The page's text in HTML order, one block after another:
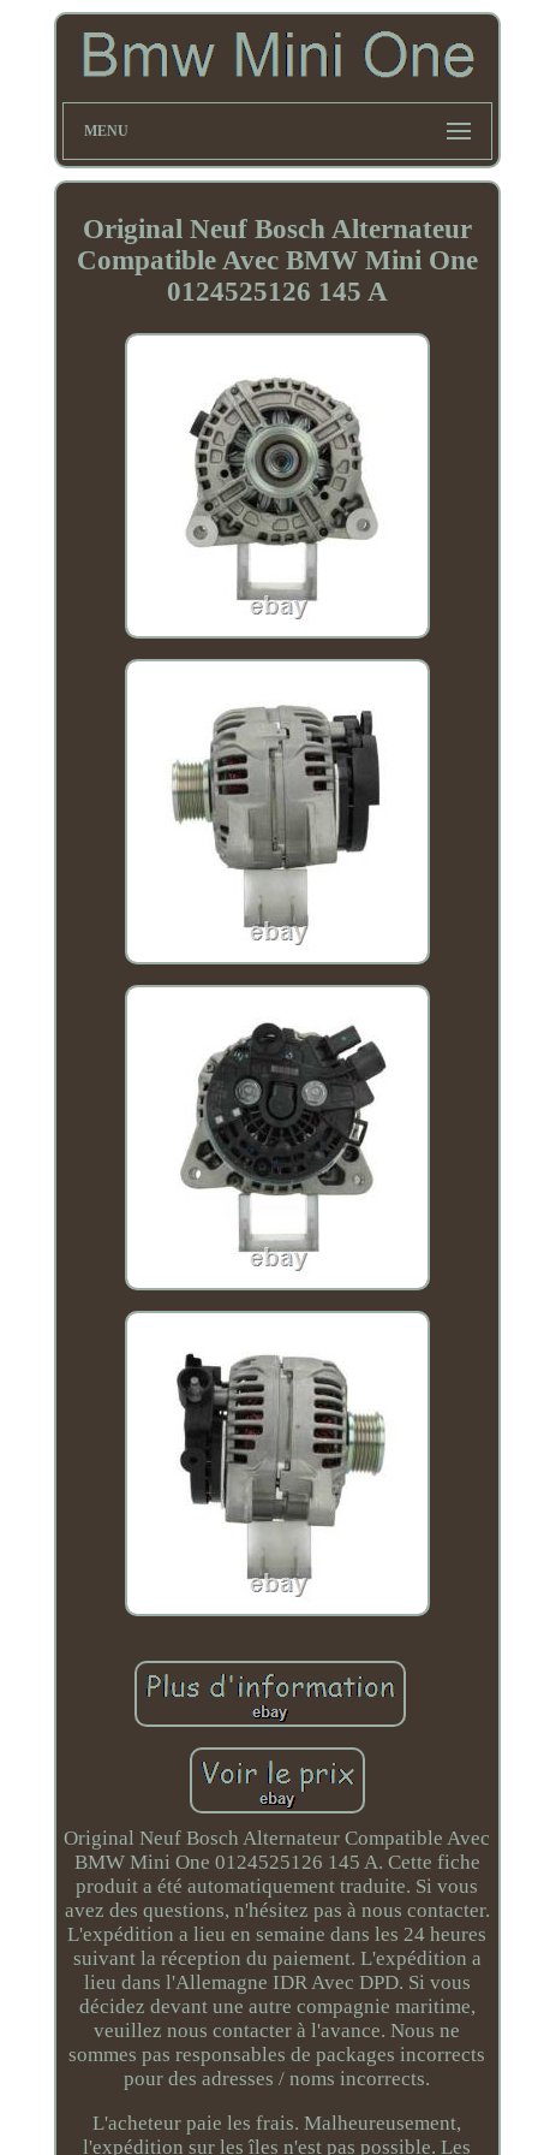
MENU
Original Neuf Bosch Alternateur
Compatible Avec BMW Mini One
0124525126 145 A
Original Neuf Bosch Alternateur Compatible Avec
BMW Mini One 0124525126 145 A. Cette fiche
produit a été automatiquement traduite. Si vous
avez des questions, n'hésitez pas à nous contacter.
L'expédition a lieu en semaine dans les 24 heures
suivant la réception du paiement. L'expédition a
lieu dans l'Allemagne IDR Avec DPD. Si vous
décidez devant une autre compagnie maritime,
veuillez nous contacter à l'avance. Nous ne
sommes pas responsables de packages incorrects
pour des adresses / noms incorrects.
L'acheteur paie les frais. Malheureusement,
l'expédition sur les îles n'est pas possible. Les